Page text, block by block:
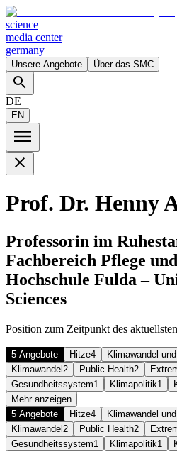
science
media center
germany
Unsere Angebote Über das SMC
DE
EN
Prof. Dr. Henny
Professorin im
Fachbereich Pflege
Hochschule Fulda –
Sciences
Position zum Zeitpunkt des
5 Angebote Hitze4 Klimawandel
Klimawandel 2 Public Health2
Gesundheitssystem1 Klimapolitik1
Mehr anzeigen
5 Angebote
Hitze4 Klimawandel
Klimawandel 2 Public Health2
Gesundheitssystem1 Klimapolitik1